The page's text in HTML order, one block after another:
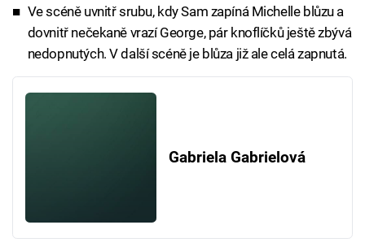
Ve scéně uvnitř srubu, kdy Sam zapíná Michelle blůzu a
dovnitř nečekaně vrazí George, pár knoflíčků ještě zbývá
nedopnutých. V další scéně je blůza již ale celá zapnutá.
Gabriela Gabrielová